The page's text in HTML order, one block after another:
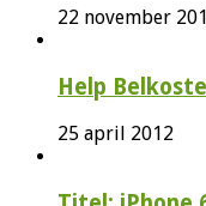
22 november
Help
25 april 2012